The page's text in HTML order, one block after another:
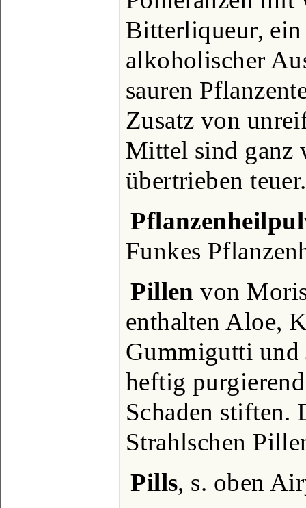
Bitterliqueur,
alkoholischer
sauren
Zusatz von
Mittel sind ganz
übertrieben teuer.
Funkes
Pillen von
enthalten Aloe,
Gummigutti und
heftig
Schaden stiften.
Strahlschen
Pills, s. oben